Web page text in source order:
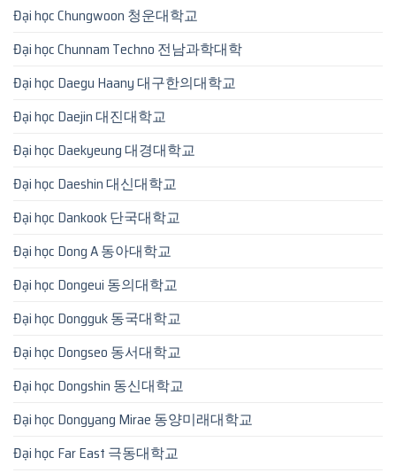
Đại học Chungwoon 청운대학교
Đại học Chunnam Techno 전남과학대학
Đại học Daegu Haany 대구한의대학교
Đại học Daejin 대진대학교
Đại học Daekyeung 대경대학교
Đại học Daeshin 대신대학교
Đại học Dankook 단국대학교
Đại học Dong A 동아대학교
Đại học Dongeui 동의대학교
Đại học Dongguk 동국대학교
Đại học Dongseo 동서대학교
Đại học Dongshin 동신대학교
Đại học Dongyang Mirae 동양미래대학교
Đại học Far East 극동대학교